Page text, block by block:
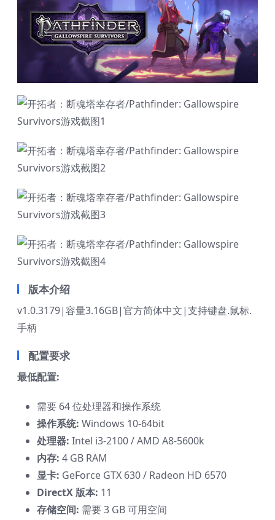
版本介绍
v1.0.3179|容量3.16GB|官方简体中文|支持键盘.鼠标.
手柄
配置要求
最低配置:
需要 64 位处理器和操作系统
操作系统: Windows 10-64bit
处理器: Intel i3-2100 / AMD A8-5600k
内存: 4 GB RAM
显卡: GeForce GTX 630 / Radeon HD 6570
DirectX 版本: 11
存储空间: 需要 3 GB 可用空间